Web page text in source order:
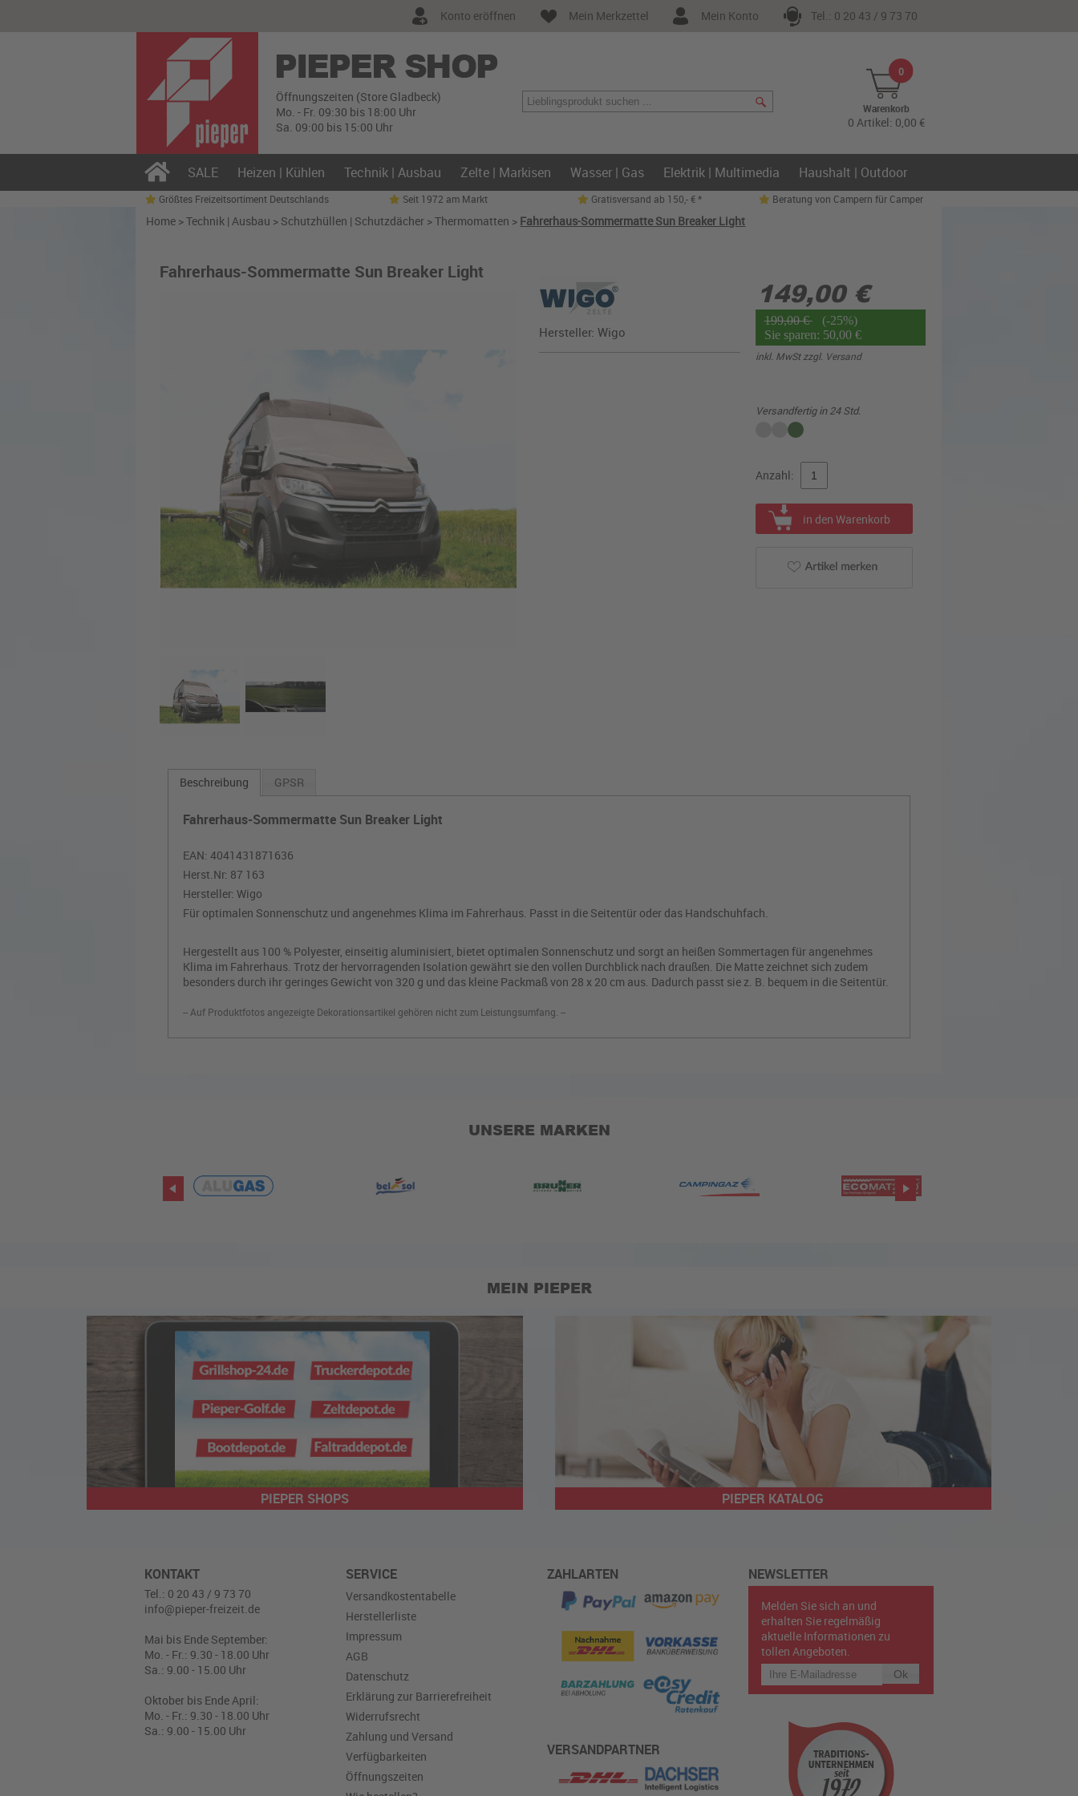
Tel.: 0 20 43 / 9 73 70
Mein Konto
Mein Merkzettel
Konto eröffnen
Öffnungszeiten (Store Gladbeck)
Mo. - Fr. 09:30 bis 18:00 Uhr
Sa. 09:00 bis 15:00 Uhr
0
Warenkorb
0 Artikel: 0,00 €
SALE Heizen | Kühlen Technik | Ausbau Zelte | Markisen Wasser | Gas Elektrik | Multimedia Haushalt | Outdoor
Größtes Freizeitsortiment Deutschlands Seit 1972 am Markt Gratisversand ab 150,- € * Beratung von Campern für Camper
Home >Technik | Ausbau > Schutzhüllen | Schutzdächer >Thermomatten > Fahrerhaus-Sommermatte Sun Breaker Light
Fahrerhaus-Sommermatte Sun Breaker Light
Hersteller: Wigo
149,00 €
199,00 €(-25%)
Sie sparen: 50,00 €
inkl. MwSt zzgl. Versand
Versandfertig in 24 Std.
Anzahl:
in den Warenkorb
Beschreibung GPSR
Fahrerhaus-Sommermatte Sun Breaker Light
EAN:4041431871636
Herst.Nr: 87 163
Hersteller:Wigo
Für optimalen Sonnenschutz und angenehmes Klima im Fahrerhaus. Passt in die Seitentür oder das Handschuhfach.
Hergestellt aus 100 % Polyester, einseitig aluminisiert, bietet optimalen Sonnenschutz und sorgt an heißen Sommertagen für angenehmes
Klima im Fahrerhaus. Trotz der hervorragenden Isolation gewährt sie den vollen Durchblick nach draußen. Die Matte zeichnet sich zudem
besonders durch ihr geringes Gewicht von 320 g und das kleine Packmaß von 28 x 20 cm aus. Dadurch passt sie z. B. bequem in die Seitentür.
-- Auf Produktfotos angezeigte Dekorationsartikel gehören nicht zum Leistungsumfang. --
UNSERE MARKEN
MEIN PIEPER
PIEPER SHOPS PIEPER KATALOG
KONTAKT
Tel.: 0 20 43 / 9 73 70
info@pieper-freizeit.de
Mai bis Ende September:
Mo. - Fr.: 9.30 - 18.00 Uhr
Sa.: 9.00 - 15.00 Uhr
Oktober bis Ende April:
Mo. - Fr.: 9.30 - 18.00 Uhr
Sa.: 9.00 - 15.00 Uhr
SERVICE
Versandkostentabelle
Herstellerliste
Impressum
AGB
Datenschutz
Erklärung zur Barrierefreiheit
Widerrufsrecht
Zahlung und Versand
Verfügbarkeiten
Öffnungszeiten
ZAHLARTEN
VERSANDPARTNER
NEWSLETTER
Melden Sie sich an und
erhalten Sie regelmäßig
aktuelle Informationen zu
tollen Angeboten.